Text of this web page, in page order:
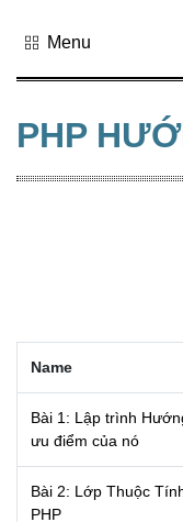
Tất cả
danh mục
PHP
MONGO DB
HTML
CSS
THỦ THUẬT
CÔNG
NGHỆ
Menu
PHP
Name
Bài 1: Lập trình
ưu điểm của nó
Bài 2: Lớp Thuộc
PHP